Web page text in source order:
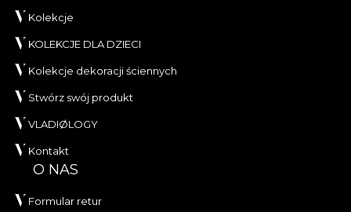
Kolekcje
KOLEKCJE DLA DZIECI
Kolekcje dekoracji ściennych
Stwórz swój produkt
VLADIØLOGY
Kontakt
O NAS
Formular retur